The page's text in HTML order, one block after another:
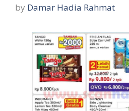
by Damar Hadia Rahmat